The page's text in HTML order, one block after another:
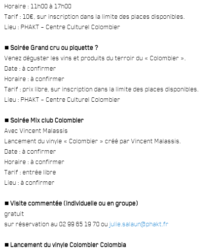
Horaire : 11h00 à 17h00
Tarif : 10€, sur inscription dans la limite des places disponibles.
Lieu : PHAKT – Centre Culturel Colombier
■ Soirée Grand cru ou piquette ?
Venez déguster les vins et produits du terroir du « Colombier ».
Date : à confirmer
Horaire : à confirmer
Tarif : prix libre, sur inscription dans la limite des places disponibles.
Lieu : PHAKT – Centre Culturel Colombier
■ Soirée Mix club Colombier
Avec Vincent Malassis
Lancement du vinyle « Colombier » créé par Vincent Malassis.
Date : à confirmer
Horaire : à confirmer
Tarif : entrée libre
Lieu : à confirmer
■ Visite commentée (individuelle ou en groupe)
gratuit
sur réservation au 02 99 65 19 70 ou julie.salaun@phakt.fr
■ Lancement du vinyle Colombier Colombia